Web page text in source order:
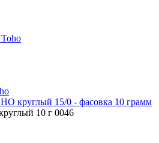
круглый 15/0 - фасовка 10 грамм
10 г 0046